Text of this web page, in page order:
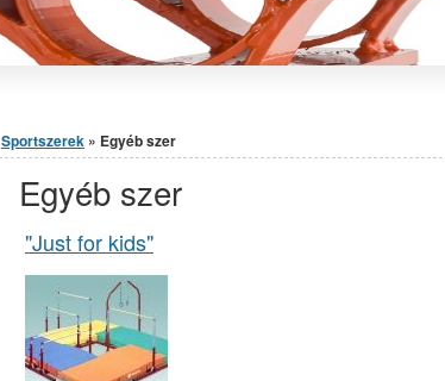
Sportszerek » Egyéb szer
Egyéb szer
"Just for kids"